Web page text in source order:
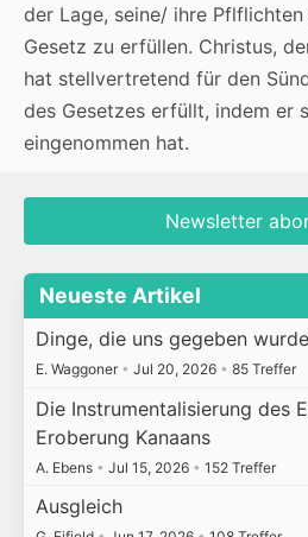
der Lage, seine/ ihre
Gesetz zu erfüllen. Christus,
hat stellvertretend für den
des Gesetzes erfüllt, indem er
eingenommen hat.
Newsletter
Neueste Artikel
Dinge, die uns gegeben
E. Waggoner • Jul 20, 2026 • 85 Treffer
Die Instrumentalisierung des
Eroberung Kanaans
A. Ebens • Jul 15, 2026 • 152 Treffer
Ausgleich